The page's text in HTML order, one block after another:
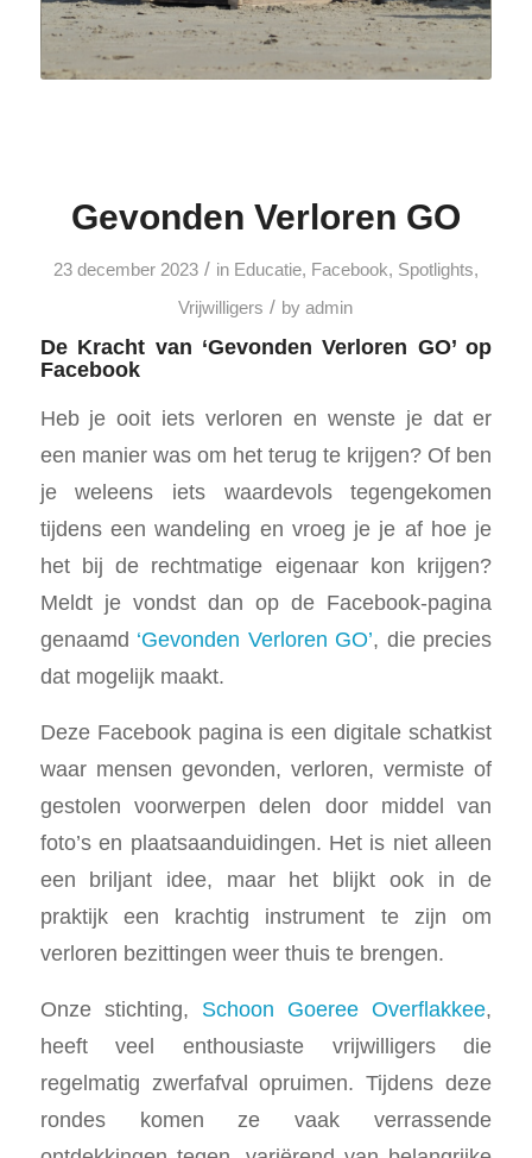
Gevonden Verloren GO
23 december 2023 / in Educatie, Facebook, Spotlights,
Vrijwilligers / byadmin
De Kracht van ‘Gevonden Verloren GO’ op
Facebook
Heb je ooit iets verloren en wenste je dat er
een manier was om het terug te krijgen? Of ben
je weleens iets waardevols tegengekomen
tijdens een wandeling en vroeg je je af hoe je
het bij de rechtmatige eigenaar kon krijgen?
Meldt je vondst dan op de Facebook-pagina
genaamd ‘Gevonden Verloren GO’, die precies
dat mogelijk maakt.
Deze Facebook pagina is een digitale schatkist
waar mensen gevonden, verloren, vermiste of
gestolen voorwerpen delen door middel van
foto’s en plaatsaanduidingen. Het is niet alleen
een briljant idee, maar het blijkt ook in de
praktijk een krachtig instrument te zijn om
verloren bezittingen weer thuis te brengen.
Onze stichting, Schoon Goeree Overflakkee,
heeft veel enthousiaste vrijwilligers die
regelmatig zwerfafval opruimen. Tijdens deze
rondes komen ze vaak verrassende